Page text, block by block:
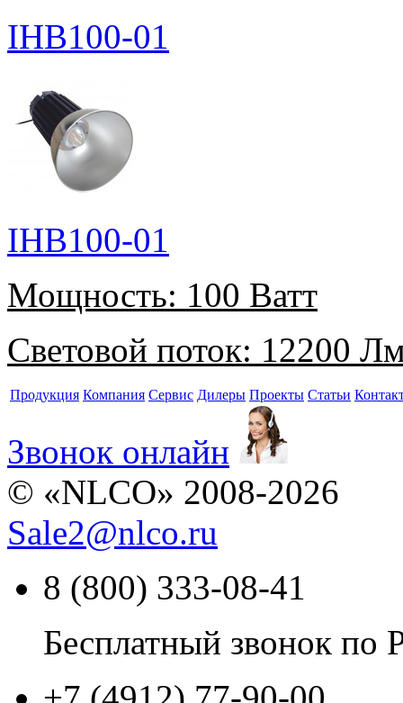
IHB100-01
IHB100-01
Мощность: 100 Ватт
Световой поток: 12200
Продукция Компания Сервис Дилеры Проекты Статьи
Звонок онлайн
© «NLCO» 2008-2026
Sale2@nlco.ru
8 (800) 333-08-41
Бесплатный звонок по